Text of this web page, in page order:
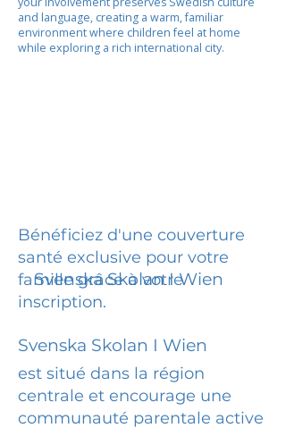
and language, creating a warm, familiar
environment where children feel at home
while exploring a rich international city.
Bénéficiez d'une couverture
santé exclusive pour votre
famille grâce à votre
inscription.
Svenska Skolan I Wien
Svenska Skolan I Wien
est situé dans la région
centrale et encourage une
communauté parentale active